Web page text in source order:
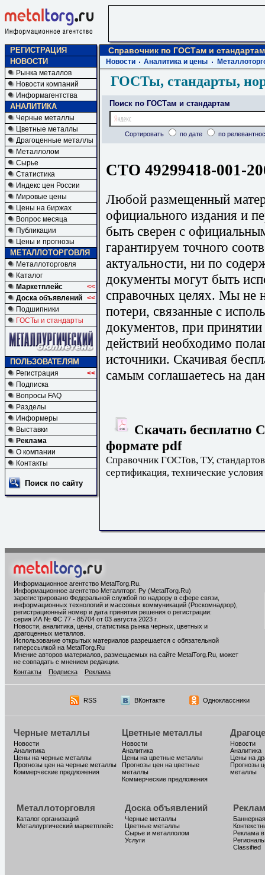
РЕГИСТРАЦИЯ
НОВОСТИ
Рынка металлов
Новости компаний
Информагентства
АНАЛИТИКА
Черные металлы
Цветные металлы
Драгоценные металлы
Металлолом
Сырье
Статистика
Индекс цен России
Мировые цены
Цены на биржах
Вопрос месяца
Публикации
Цены и прогнозы
МЕТАЛЛОТОРГОВЛЯ
Металлоторговля
Каталог
Маркетплейс
<<
Доска объявлений <<
Подшипники
ГОСТы и стандарты
ПОЛЬЗОВАТЕЛЯМ
Регистрация
<<
Подписка
Вопросы FAQ
Разделы
Информеры
Выставки
Реклама
О компании
Контакты
Поиск по сайту
Справочник по ГОСТам и стандартам
Новости Аналитика и цены
ГОСТы, стандарты,
Поиск по ГОСТам и стандартам
Сортировать по дате по
СТО 49299418-001-
Любой размещенный
официального издания и
быть сверен с
гарантируем точного
актуальности, ни по
документы могут быть
справочных целях. Мы не
потери, связанные с
документов, при
действий необходимо
источники. Скачивая
самым соглашаетесь на
Скачать бесплатно
формате pdf
Справочник ГОСТов, ТУ,
сертификация, технические условия
Информационное агентство MetalTorg.Ru
Информационное агентство Металлторг. Ру (MetalTorg.Ru)
зарегистрировано Федеральной службой по надзору в сфере связи,
информационных технологий и массовых коммуникаций (Роскомнадзор),
регистрационный номер и дата принятия решения о регистрации:
серия ИА № ФС 77 - 85704 от 03 августа 2023 г.
Новости, аналитика, цены, статистика рынка черных, цветных и
драгоценных металлов.
Использование открытых материалов разрешается с обязательной
гиперссылкой на MetalTorg.Ru
Мнение авторов материалов, размещаемых на сайте MetalTorg.Ru, может
не совпадать с мнением редакции.
Контакты
Подписка Реклама
RSS ВКонтакте Одноклассники
Черные металлы
Новости
Аналитика
Цены на черные металлы
Прогнозы цен на черные металлы
Коммерческие предложения
Цветные металлы
Новости
Аналитика
Цены на цветные металлы
Прогнозы цен на цветные
металлы
Коммерческие предложения
Новости
Аналитика
Цены на
Прогнозы
металлы
Металлоторговля
Каталог организаций
Металлургический маркетплейс
Доска объявлений
Черные металлы
Цветные металлы
Сырье и металлолом
Услуги
Реклама
Classified